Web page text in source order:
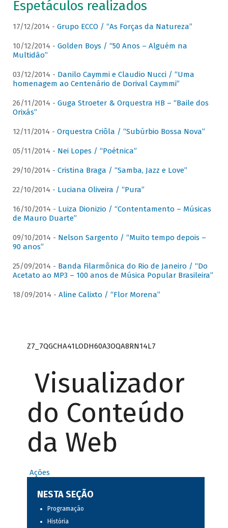
Espetáculos realizados
17/12/2014 - Grupo ECCO / “As Forças da Natureza”
10/12/2014 - Golden Boys / “50 Anos – Alguém na
Multidão”
03/12/2014 - Danilo Caymmi e Claudio Nucci / “Uma
homenagem ao Centenário de Dorival Caymmi”
26/11/2014 - Guga Stroeter & Orquestra HB – “Baile dos
Orixás”
12/11/2014 - Orquestra Criôla / “Subúrbio Bossa Nova”
05/11/2014 - Nei Lopes / “Poétnica”
29/10/2014 - Cristina Braga / “Samba, Jazz e Love”
22/10/2014 - Luciana Oliveira / “Pura”
16/10/2014 - Luiza Dionizio / “Contentamento – Músicas
de Mauro Duarte”
09/10/2014 - Nelson Sargento / “Muito tempo depois –
90 anos”
25/09/2014 - Banda Filarmônica do Rio de Janeiro / “Do
Acetato ao MP3 – 100 anos de Música Popular Brasileira”
18/09/2014 - Aline Calixto / “Flor Morena”
Z7_7QGCHA41LODH60A3OQA8RN14L7
Visualizador
do Conteúdo
da Web
Ações
NESTA SEÇÃO
Programação
História